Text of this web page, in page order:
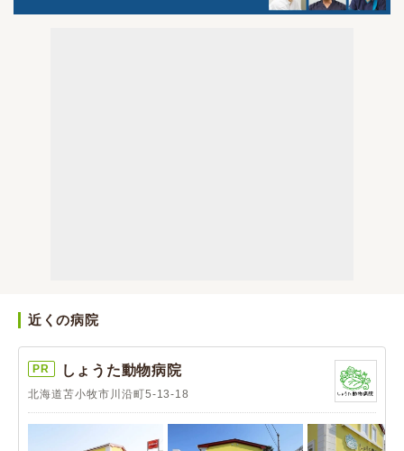
近くの病院
PR しょうた動物病院
北海道苫小牧市川沿町5-13-18